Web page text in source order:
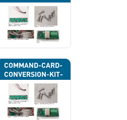
COMMAND-CARD-
CONVERSION-KIT-
CAN